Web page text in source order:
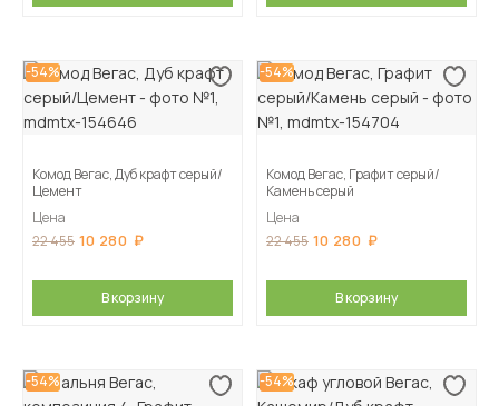
-54%
Комод Вегас, Дуб крафт серый/
Цемент
Цена
22 455 10 280
В корзину
-54%
Комод Вегас, Графит серый/
Камень серый
Цена
22 455 10 280
В корзину
-54% -54%